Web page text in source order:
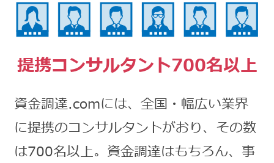
提携コンサルタント700名以上
資金調達.comには、全国・幅広い業界
に提携のコンサルタントがおり、その数
は700名以上。資金調達はもちろん、事